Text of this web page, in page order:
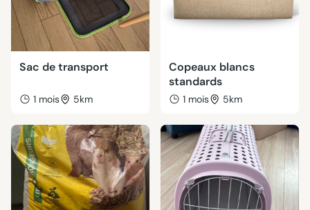
Sac de transport
1 mois 5km
Copeaux blancs
standards
1 mois 5km